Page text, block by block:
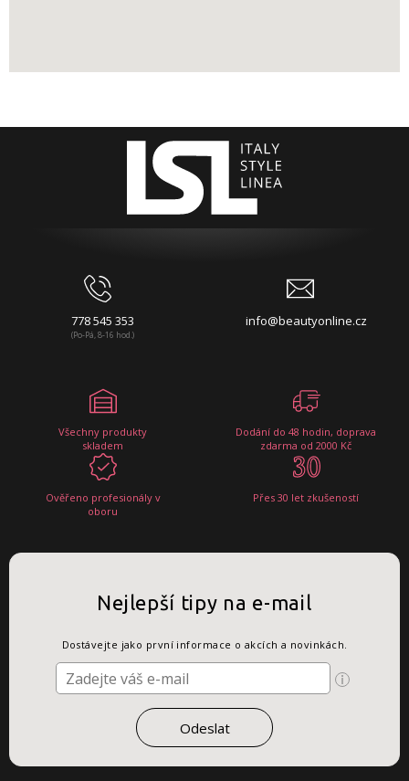
778 545 353
(Po-Pá, 8-16 hod.)
info@beautyonline.cz
Všechny produkty
skladem
Dodání do 48 hodin, doprava
zdarma od 2000 Kč
Ověřeno profesionály v
oboru
Přes 30 let zkušeností
Nejlepší tipy na e-mail
Dostávejte jako první informace o akcích a novinkách.